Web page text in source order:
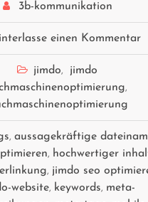
3b-kommunikation
einen Kommentar
jimdo,
jimdo
,
, aussagekräftige
, hochwertiger
, jimdo seo
website, keywords, meta-